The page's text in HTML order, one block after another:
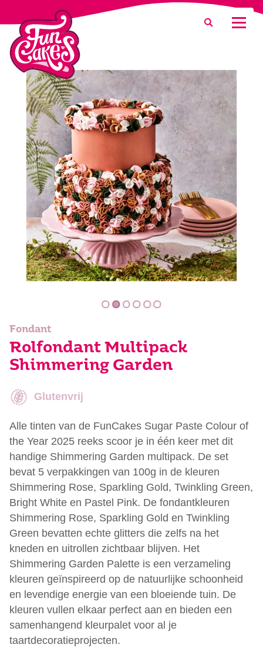
Waar ben je naar op zoek?
Fondant
Rolfondant Multipack
Shimmering Garden
Glutenvrij
Alle tinten van de FunCakes Sugar Paste Colour of
the Year 2025 reeks scoor je in één keer met dit
handige Shimmering Garden multipack. De set
bevat 5 verpakkingen van 100g in de kleuren
Shimmering Rose, Sparkling Gold, Twinkling Green,
Bright White en Pastel Pink. De fondantkleuren
Shimmering Rose, Sparkling Gold en Twinkling
Green bevatten echte glitters die zelfs na het
kneden en uitrollen zichtbaar blijven. Het
Shimmering Garden Palette is een verzameling
kleuren geïnspireerd op de natuurlijke schoonheid
en levendige energie van een bloeiende tuin. De
kleuren vullen elkaar perfect aan en bieden een
samenhangend kleurpalet voor al je
taartdecoratieprojecten.